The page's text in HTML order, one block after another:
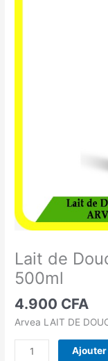
Lait de
500ml
4.900 CFA
Arvea LAIT DE